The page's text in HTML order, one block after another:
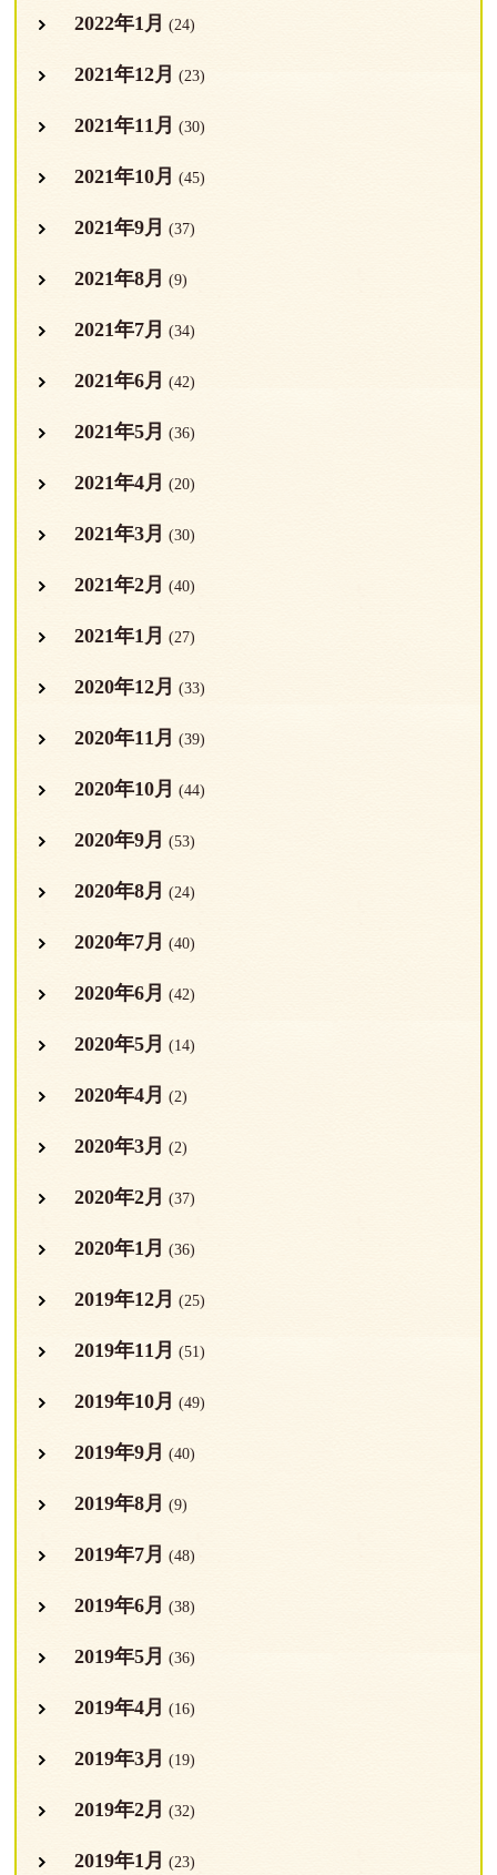
2022年1月 (24)
2021年12月 (23)
2021年11月 (30)
2021年10月 (45)
2021年9月 (37)
2021年8月 (9)
2021年7月 (34)
2021年6月 (42)
2021年5月 (36)
2021年4月 (20)
2021年3月 (30)
2021年2月 (40)
2021年1月 (27)
2020年12月 (33)
2020年11月 (39)
2020年10月 (44)
2020年9月 (53)
2020年8月 (24)
2020年7月 (40)
2020年6月 (42)
2020年5月 (14)
2020年4月 (2)
2020年3月 (2)
2020年2月 (37)
2020年1月 (36)
2019年12月 (25)
2019年11月 (51)
2019年10月 (49)
2019年9月 (40)
2019年8月 (9)
2019年7月 (48)
2019年6月 (38)
2019年5月 (36)
2019年4月 (16)
2019年3月 (19)
2019年2月 (32)
2019年1月 (23)